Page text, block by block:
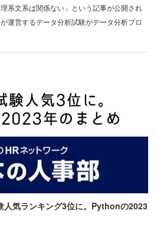
系文系は関係ない」という記事が公開され
運営するデータ分析試験がデータ分析プロ
人気ランキング3位に。Pythonの2023